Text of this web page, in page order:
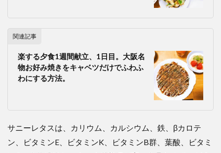
関連記事
楽する夕食1週間献立、1日目。大阪名
物お好み焼きをキャベツだけでふわふ
わにする方法。
サニーレタスは、カリウム、カルシウム、鉄、βカロテ
ン、ビタミンE、ビタミンK、ビタミンB群、葉酸、ビタミ